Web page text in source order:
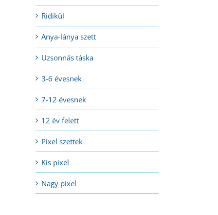
Ridikül
Anya-lánya szett
Uzsonnás táska
3-6 évesnek
7-12 évesnek
12 év felett
Pixel szettek
Kis pixel
Nagy pixel